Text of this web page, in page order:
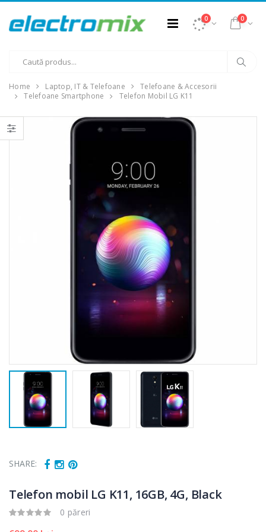
0 0
Home Laptop, IT & Telefoane
Telefoane & Accesorii
Telefoane Smartphone
Telefon Mobil LG K11
SHARE:
Telefon mobil LG K11, 16GB, 4G, Black
0 păreri